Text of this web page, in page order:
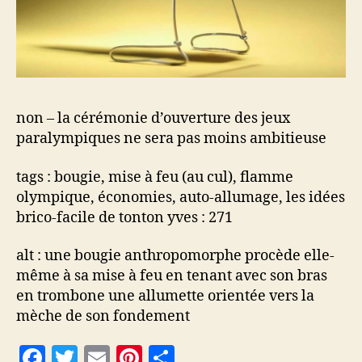
non – la cérémonie d’ouverture des jeux
paralympiques ne sera pas moins ambitieuse
tags : bougie, mise à feu (au cul), flamme
olympique, économies, auto-allumage, les idées
brico-facile de tonton yves : 271
alt : une bougie anthropomorphe procède elle-
même à sa mise à feu en tenant avec son bras
en trombone une allumette orientée vers la
mèche de son fondement